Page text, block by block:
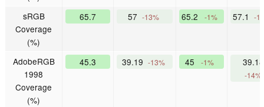
sRGB
Coverage
(%)
65.7 57 -13% 65.2 -1% 57.1 -
AdobeRGB
1998
Coverage
(%)
45.3 39.19 -13% 45 -1% 39.18
-14%